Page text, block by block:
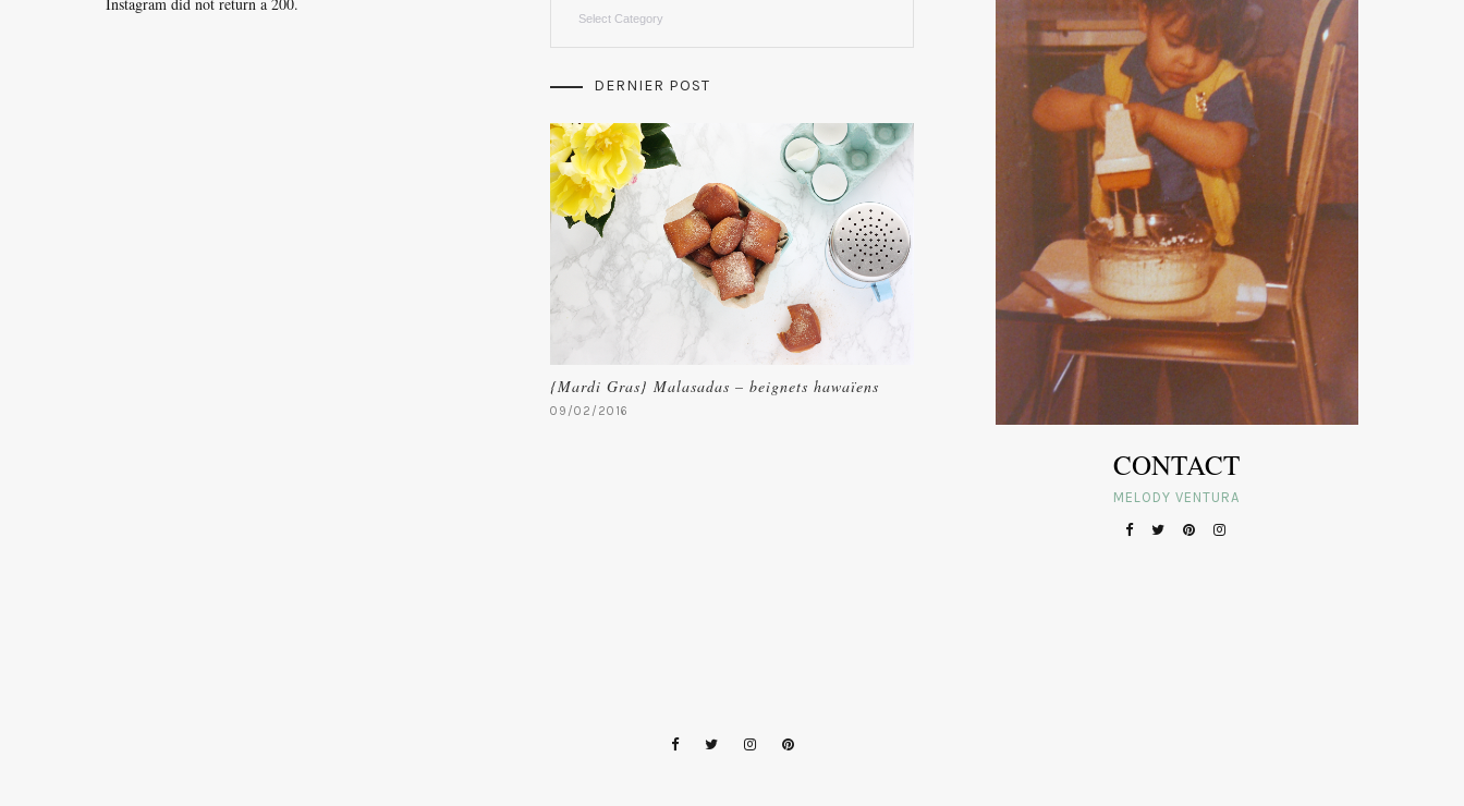
DERNIER POST
{Mardi Gras} Malasadas – beignets hawaïens
09/02/2016
CONTACT
MELODY VENTURA